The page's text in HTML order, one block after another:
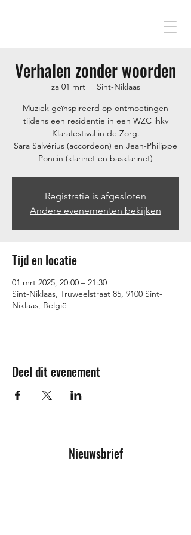
Verhalen zonder woorden
za 01 mrt
  |
Sint-Niklaas
Muziek geïnspireerd op ontmoetingen
tijdens een residentie in een WZC ihkv
Klarafestival in de Zorg.
Sara Salvérius (accordeon) en Jean-Philippe
Poncin (klarinet en basklarinet)
Registratie is afgesloten
Andere evenementen bekijken
Tijd en locatie
01 mrt 2025, 20:00 – 21:30
Sint-Niklaas, Truweelstraat 85, 9100 Sint-
Niklaas, België
Deel dit evenement
Nieuwsbrief